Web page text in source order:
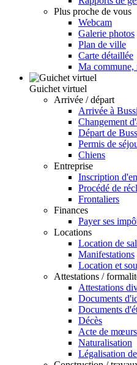
Plus proche de vous
Webcam
Galerie photos
Plan de ville
Carte détaillée
Ma commune,
Guichet virtuel
Arrivée / départ
Arrivée à
Changement
Départ de
Permis de
Chiens
Entreprise
Inscription
Procédé de
Frontaliers
Finances
Payer ses
Locations
Location de
Manifestations
Location et
Attestations /
Attestations
Documents
Documents
Décès
Acte de mœurs
Naturalisation
Légalisation